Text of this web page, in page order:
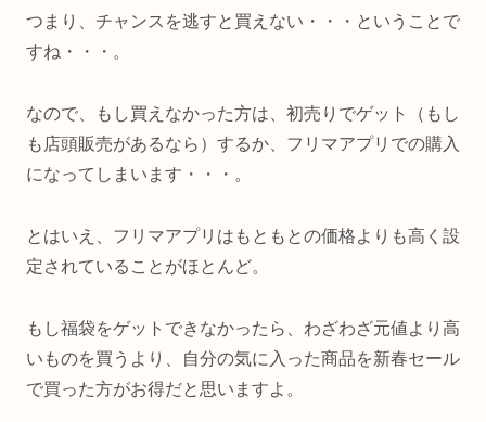
つまり、チャンスを逃すと買えない・・・ということで
すね・・・。
なので、もし買えなかった方は、初売りでゲット（もし
も店頭販売があるなら）するか、フリマアプリでの購入
になってしまいます・・・。
とはいえ、フリマアプリはもともとの価格よりも高く設
定されていることがほとんど。
もし福袋をゲットできなかったら、わざわざ元値より高
いものを買うより、自分の気に入った商品を新春セール
で買った方がお得だと思いますよ。